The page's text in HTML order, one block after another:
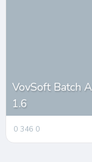
VovSoft Batch
1.6
0 346 0